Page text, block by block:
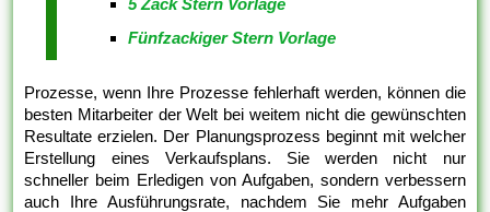
Fünfzackiger Stern Vorlage
Prozesse, wenn Ihre Prozesse fehlerhaft werden, können die
besten Mitarbeiter der Welt bei weitem nicht die gewünschten
Resultate erzielen. Der Planungsprozess beginnt mit welcher
Erstellung eines Verkaufsplans. Sie werden nicht nur
schneller beim Erledigen von Aufgaben, sondern verbessern
auch Ihre Ausführungsrate, nachdem Sie mehr Aufgaben